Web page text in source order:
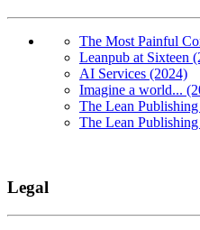
The Most Painful
Leanpub at Sixteen
AI Services (2024)
Imagine a world...
The Lean
The Lean
Legal